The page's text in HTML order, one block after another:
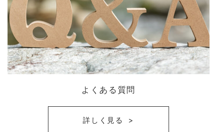
よくある質問
詳しく見る